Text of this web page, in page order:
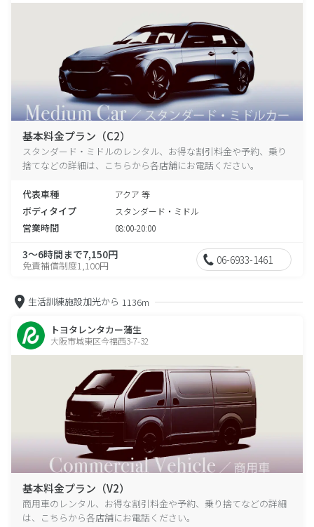
基本料金プラン（C2）
スタンダード・ミドルのレンタル、お得な割引料金や予約、乗り
捨てなどの詳細は、こちらから各店舗にお電話ください。
代表車種 アクア 等
ボディタイプ スタンダード・ミドル
営業時間 08:00-20:00
3～6時間まで7,150円
免責補償制度1,100円 06-6933-1461
生活訓練施設加光から 1136m
トヨタレンタカー蒲生
大阪市城東区今福西3-7-32
基本料金プラン（V2）
商用車のレンタル、お得な割引料金や予約、乗り捨てなどの詳細
は、こちらから各店舗にお電話ください。